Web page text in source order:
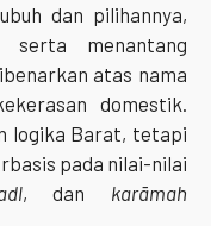
dan pilihannya,
serta menantang
atas nama
domestik.
logika Barat, tetapi
pada nilai-nilai
, dan karāmah